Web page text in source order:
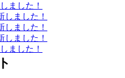
ました！
しました！
しました！
しました！
ました！